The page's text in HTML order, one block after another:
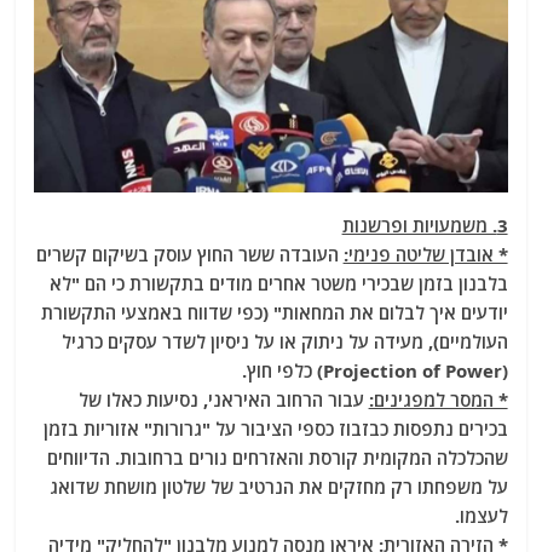
3. משמעויות ופרשנות
* אובדן שליטה פנימי: העובדה ששר החוץ עוסק בשיקום קשרים
בלבנון בזמן שבכירי משטר אחרים מודים בתקשורת כי הם "לא
יודעים איך לבלום את המחאות" (כפי שדווח באמצעי התקשורת
העולמיים), מעידה על ניתוק או על ניסיון לשדר עסקים כרגיל
(Projection of Power) כלפי חוץ.
* המסר למפגינים: עבור הרחוב האיראני, נסיעות כאלו של
בכירים נתפסות כבזבוז כספי הציבור על "גרורות" אזוריות בזמן
שהכלכלה המקומית קורסת והאזרחים נורים ברחובות. הדיווחים
על משפחתו רק מחזקים את הנרטיב של שלטון מושחת שדואג
לעצמו.
* הזירה האזורית: איראן מנסה למנוע מלבנון "להחליק" מידיה